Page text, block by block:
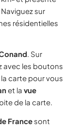
sur
résidentielles
. Sur
avec les boutons
carte pour vous
et la vue
de la carte.
France sont